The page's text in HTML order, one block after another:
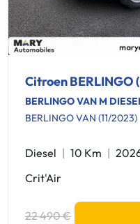
Citroen BERLINGO
BERLINGO VAN M
BERLINGO VAN (11/2023)
Diesel 10 Km
Crit'Air
22 490 €